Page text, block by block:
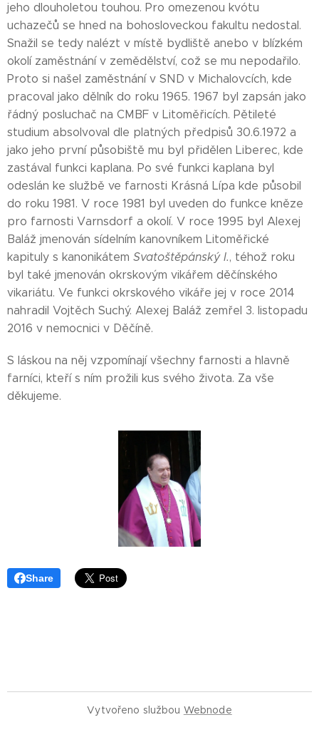
jeho dlouholetou touhou. Pro omezenou kvótu
uchazečů se hned na bohosloveckou fakultu nedostal.
Snažil se tedy nalézt v místě bydliště anebo v blízkém
okolí zaměstnání v zemědělství, což se mu nepodařilo.
Proto si našel zaměstnání v SND v Michalovcích, kde
pracoval jako dělník do roku 1965. 1967 byl zapsán jako
řádný posluchač na CMBF v Litoměřicích. Pětileté
studium absolvoval dle platných předpisů 30.6.1972 a
jako jeho první působiště mu byl přidělen Liberec, kde
zastával funkci kaplana. Po své funkci kaplana byl
odeslán ke službě ve farnosti Krásná Lípa kde působil
do roku 1981. V roce 1981 byl uveden do funkce kněze
pro farnosti Varnsdorf a okolí. V roce 1995 byl Alexej
Baláž jmenován sídelním kanovníkem Litoměřické
kapituly s kanonikátem Svatoštěpánský I., téhož roku
byl také jmenován okrskovým vikářem děčínského
vikariátu. Ve funkci okrskového vikáře jej v roce 2014
nahradil Vojtěch Suchý. Alexej Baláž zemřel 3. listopadu
2016 v nemocnici v Děčíně.
S láskou na něj vzpomínají všechny farnosti a hlavně
farníci, kteří s ním prožili kus svého života. Za vše
děkujeme.
Share
Vytvořeno službou Webnode